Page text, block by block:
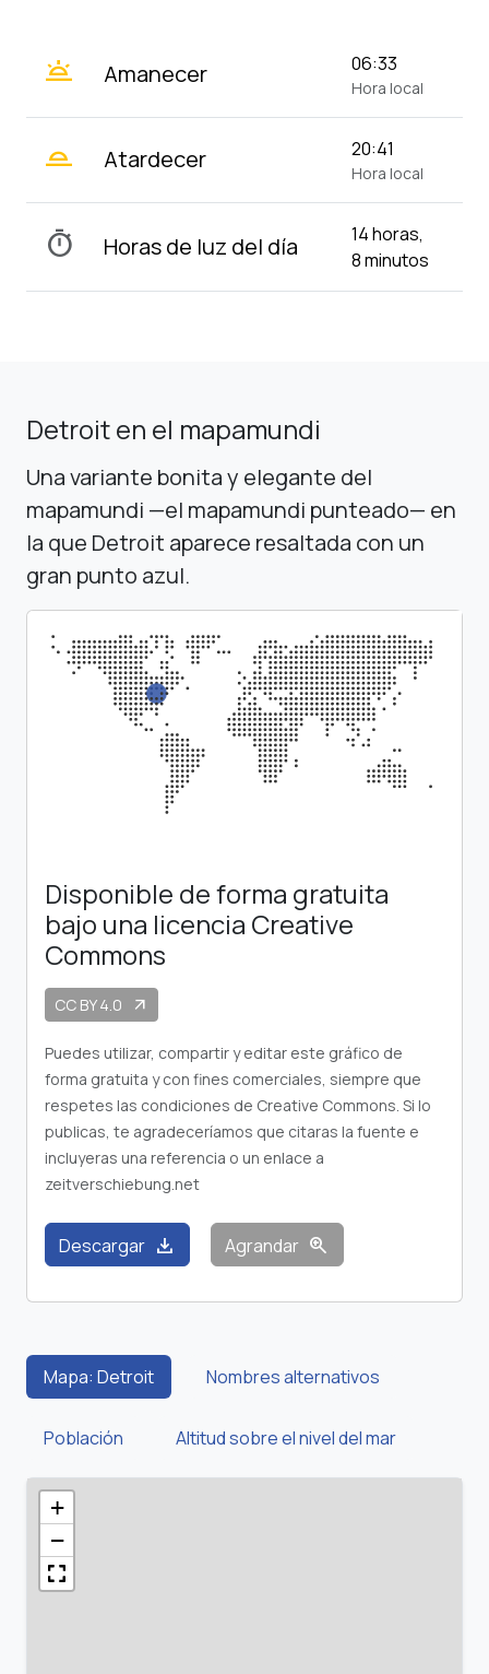
wb_twilight Amanecer 06:33
Hora local
wb_twilight_2 Atardecer 20:41
Hora local
timer Horas de luz del día
14 horas,
8 minutos
Detroit en el mapamundi
Una variante bonita y elegante del
mapamundi —el mapamundi punteado— en
la que Detroit aparece resaltada con un
gran punto azul.
Disponible de forma gratuita
bajo una licencia Creative
Commons
CC BY 4.0 arrow_outward
Puedes utilizar, compartir y editar este gráfico de
forma gratuita y con fines comerciales, siempre que
respetes las condiciones de Creative Commons. Si lo
publicas, te agradeceríamos que citaras la fuente e
incluyeras una referencia o un enlace a
zeitverschiebung.net
Descargar download Agrandar zoom_in
Mapa: Detroit Nombres alternativos
Población Altitud sobre el nivel del mar
+
−